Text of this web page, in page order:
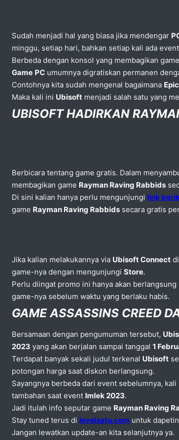
Sudah menjadi hal yang biasa jika mendengar
minggu, setiap hari, bahkan setiap kali ada
Berbeda dengan konsol yang membagikan
Game PC umumnya digratiskan permanen
Contohnya kita sudah mengenal bagaimana
Maka kali ini Ubisoft menjadi salah satu yang
UBISOFT HADIRKAN
Berbicara tentang game gratis. Dalam
membagikan game Rayman Raving Rabbids
Di sini kalian hanya perlu mengunjungi link
game Rayman Raving Rabbids secara gratis
Jika kalian melakukannya via Ubisoft Connect di
game-nya dengan mengunjungi Store.
Perlu diingat promo ini hanya akan
game-nya sebelum waktu yang berlaku habis.
GAME ASSASSINS CREED
Bersamaan dengan pengumuman tersebut,
2023 yang akan berjalan sampai tanggal 1
Terdapat banyak sekali judul terkenal Ubisoft
potongan harga saat diskon berlangsung.
Sayangnya berbeda dari event sebelumnya, kali
tambahan saat event Imlek 2023.
Jadi itulah info seputar game Rayman Raving
Stay tuned terus di levelsatu.com untuk
Jangan lewatkan update-an kita selanjutnya ya.